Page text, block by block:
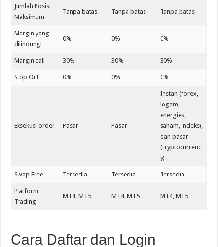
Jumlah Posisi
Maksimum
Tanpa batas Tanpa batas Tanpa batas
Margin yang
dilindungi
0% 0% 0%
Margin call 30% 30% 30%
Stop Out 0% 0% 0%
Eksekusi order Pasar Pasar
Instan (forex,
logam,
energies,
saham, indeks),
dan pasar
(cryptocurrenc
y)
Swap Free Tersedia Tersedia Tersedia
Platform
Trading
MT4, MT5 MT4, MT5 MT4, MT5
Cara Daftar dan Login